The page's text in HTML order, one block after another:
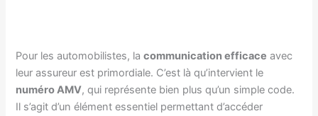
Pour les automobilistes, lacommunication efficace avec
leur assureur est primordiale. C’est là qu’intervient le
numéro AMV, qui représente bien plus qu’un simple code.
Il s’agit d’un élément essentiel permettant d’accéder